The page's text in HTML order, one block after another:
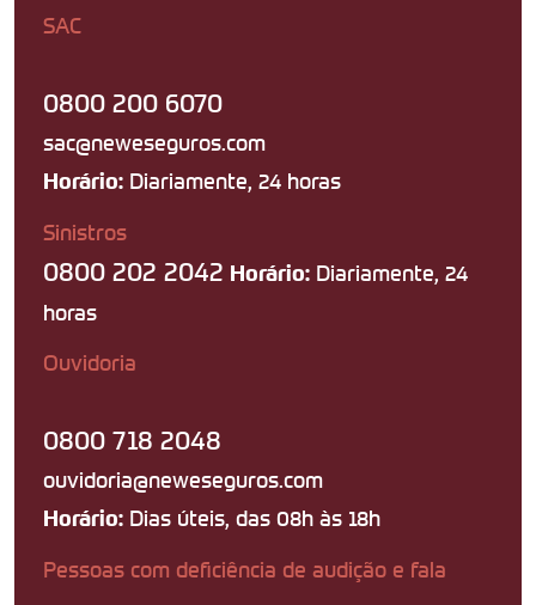
SAC
0800 200 6070
sac@neweseguros.com
Horário: Diariamente, 24 horas
Sinistros
0800 202 2042 Horário: Diariamente, 24
horas
Ouvidoria
0800 718 2048
ouvidoria@neweseguros.com
Horário: Dias úteis, das 08h às 18h
Pessoas com deficiência de audição e fala